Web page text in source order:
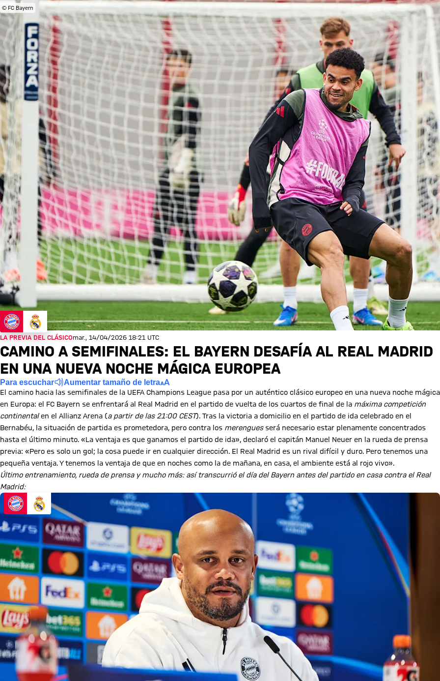
© FC Bayern
LA PREVIA DEL CLÁSICOmar., 14/04/2026 18:21 UTC
CAMINO A SEMIFINALES: EL BAYERN DESAFÍA AL REAL MADRID
EN UNA NUEVA NOCHE MÁGICA EUROPEA
Para escuchar Aumentar tamaño de letra
El camino hacia las semifinales de la UEFA Champions League pasa por un auténtico clásico europeo en una nueva noche mágica
en Europa: el FC Bayern se enfrentará al Real Madrid en el partido de vuelta de los cuartos de final de la máxima competición
continentalen el Allianz Arena (a partir de las 21:00 CEST). Tras la victoria a domicilio en el partido de ida celebrado en el
Bernabéu, la situación de partida es prometedora, pero contra los merenguesserá necesario estar plenamente concentrados
hasta el último minuto. «La ventaja es que ganamos el partido de ida», declaró el capitán Manuel Neuer en la rueda de prensa
previa: «Pero es solo un gol; la cosa puede ir en cualquier dirección. El Real Madrid es un rival difícil y duro. Pero tenemos una
pequeña ventaja. Y tenemos la ventaja de que en noches como la de mañana, en casa, el ambiente está al rojo vivo».
Último entrenamiento, rueda de prensa y mucho más: así transcurrió el día del Bayern antes del partido en casa contra el Real
Madrid: